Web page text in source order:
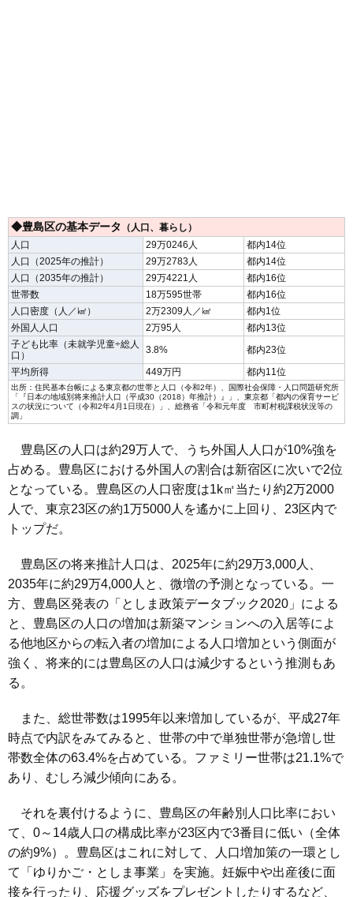
◆豊島区の基本データ
（人口、暮らし）
人口
29万0246人
都内14位
人口（2025年の推計）
29万2783人
都内14位
人口（2035年の推計）
29万4221人
都内16位
世帯数
18万595世帯
都内16位
人口密度（人／㎢）
2万2309人／㎢
都内1位
外国人人口
2万95人
都内13位
子ども比率（未就学児童÷総人
口）
3.8%
都内23位
平均所得
449万円 都内11位
出所： 住民基本台帳による東京都の世帯と人口（令和2年）
、国際社会保障・人口問題研究所
「 『日本の地域別将来推計人口（平成30（2018）年推計） 』」、東京都「都内の保育サービ
スの状況について（令和2年4月1日現在）
」、総務省「令和元年度 市町村税課税状況等の
調 」
豊島区の人口は約29万人で、うち外国人人口が10%強を
占める。豊島区における外国人の割合は新宿区に次いで2位
となっている。豊島区の人口密度は1k㎡当たり約2万2000
人で、東京23区の約1万5000人を遙かに上回り、23区内で
トップだ。
豊島区の将来推計人口は、2025年に約29万3,000人、
2035年に約29万4,000人と、微増の予測となっている。一
方、 豊島区発表の「としま政策データブック2020」 による
と、豊島区の人口の増加は新築マンションへの入居等によ
る他地区からの転入者の増加による人口増加という側面が
強く、将来的には豊島区の人口は減少するという推測もあ
る。
また、総世帯数は1995年以来増加しているが、平成27年
時点で内訳をみてみると、世帯の中で単独世帯が急増し世
帯数全体の63.4%を占めている。ファミリー世帯は21.1%で
あり、むしろ減少傾向にある。
それを裏付けるように、豊島区の年齢別人口比率におい
て、0～14歳人口の構成比率が23区内で3番目に低い（全体
の約9%）。豊島区はこれに対して、人口増加策の一環とし
て「 ゆりかご・としま事業 」を実施。妊娠中や出産後に面
接を行ったり、応援グッズをプレゼントしたりするなど、